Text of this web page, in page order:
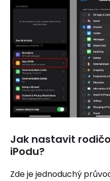
Jak nastavit
iPodu?
Zde je jednoduchý